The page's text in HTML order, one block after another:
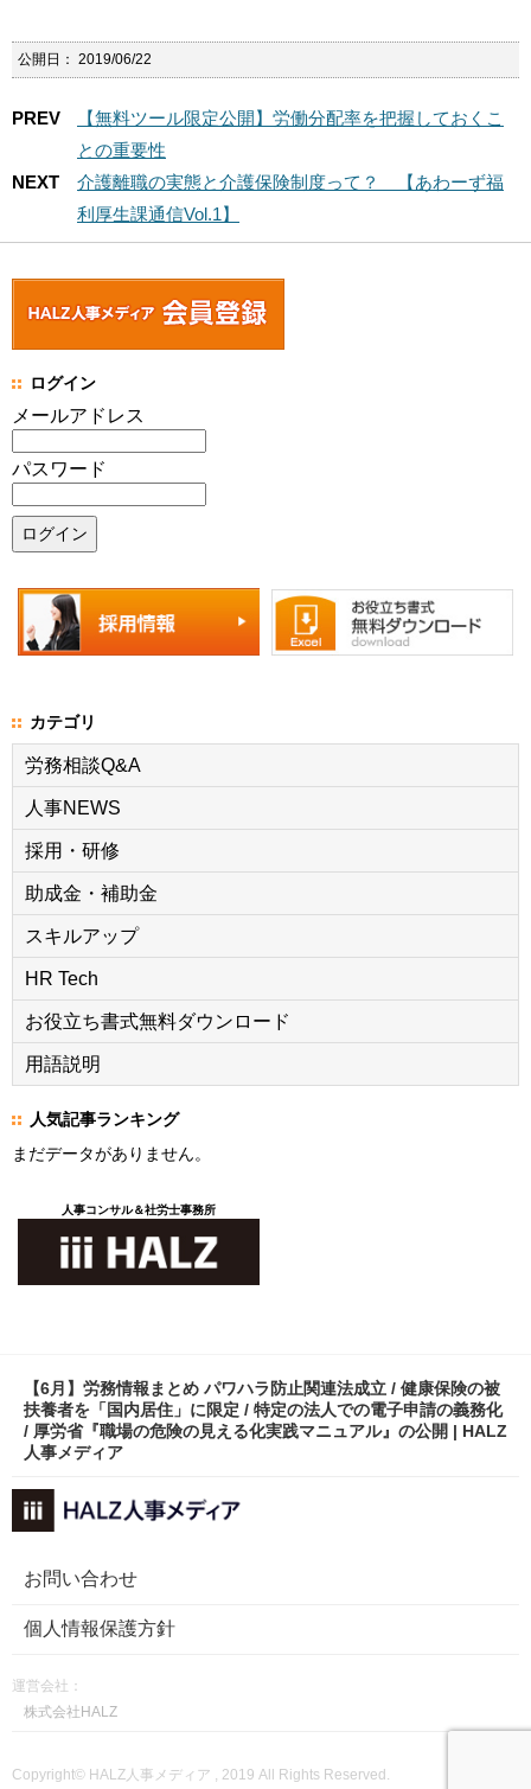
公開日： 2019/06/22
PREV
【無料ツール限定公開】労働分配率を把握しておくこ
との重要性
NEXT
介護離職の実態と介護保険制度って？ 【あわーず福
利厚生課通信Vol.1】
ログイン
メールアドレス
パスワード
カテゴリ
労務相談Q&A
人事NEWS
採用・研修
助成金・補助金
スキルアップ
HR Tech
お役立ち書式無料ダウンロード
用語説明
人気記事ランキング
まだデータがありません。
人事コンサル＆社労士事務所
【6月】労務情報まとめ パワハラ防止関連法成立 / 健康保険の被
扶養者を「国内居住」に限定 / 特定の法人での電子申請の義務化
/ 厚労省『職場の危険の見える化実践マニュアル』の公開 | HALZ
人事メディア
お問い合わせ
個人情報保護方針
運営会社：
株式会社HALZ
Copyright© HALZ人事メディア , 2019 All Rights Reserved.